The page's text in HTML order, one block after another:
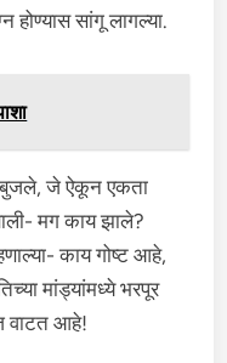
होण्यास सांगू लागल्या.
जे ऐकून एकता
मग काय झाले?
काय गोष्ट आहे,
मांड्यांमध्ये भरपूर
वाटत आहे!